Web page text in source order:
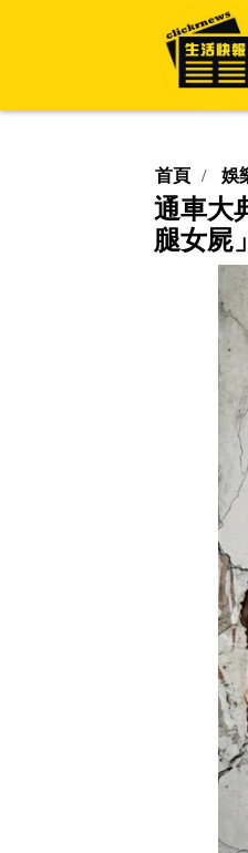
首頁 娛
通車大
腿女屍